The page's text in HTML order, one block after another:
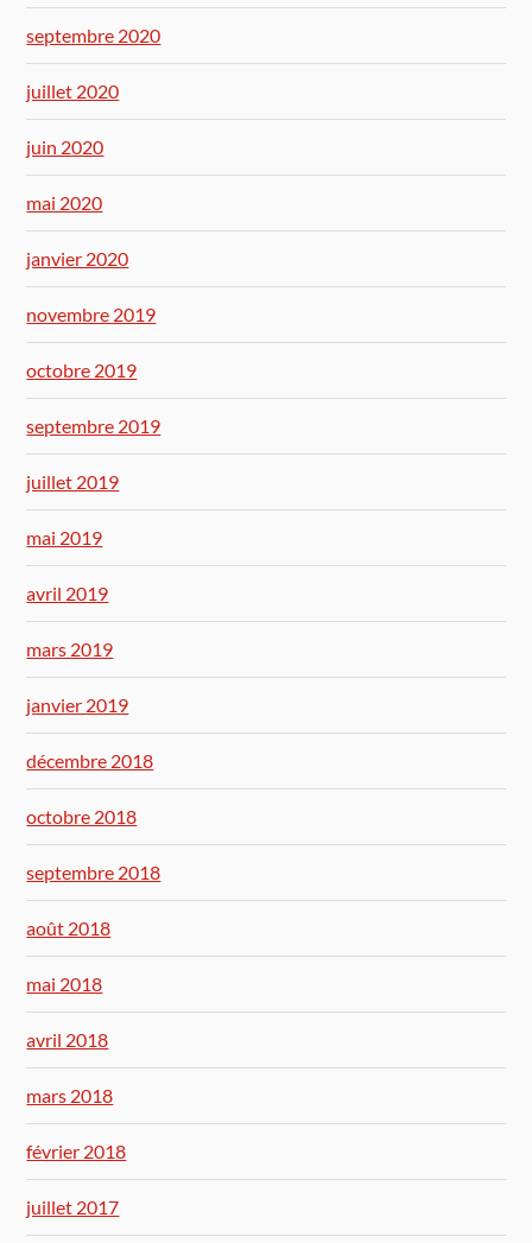
septembre 2020
juillet 2020
juin 2020
mai 2020
janvier 2020
novembre 2019
octobre 2019
septembre 2019
juillet 2019
mai 2019
avril 2019
mars 2019
janvier 2019
décembre 2018
octobre 2018
septembre 2018
août 2018
mai 2018
avril 2018
mars 2018
février 2018
juillet 2017